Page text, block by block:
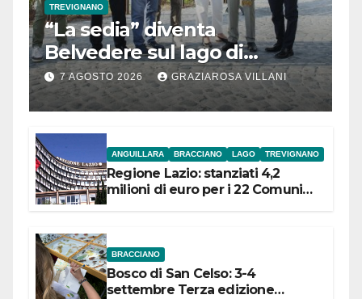
TREVIGNANO
“La sedia” diventa
Belvedere sul lago di
Bracciano: ieri
l’inaugurazione
7 AGOSTO 2026 GRAZIAROSA VILLANI
ANGUILLARA BRACCIANO LAGO TREVIGNANO
Regione Lazio: stanziati 4,2
milioni di euro per i 22 Comuni
BRACCIANO
Bosco di San Celso: 3-4
settembre Terza edizione